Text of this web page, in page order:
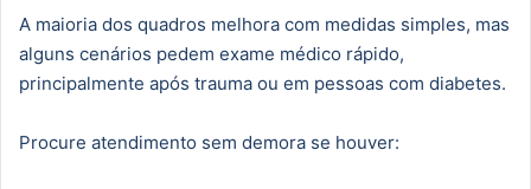
A maioria dos quadros melhora com medidas simples, mas
alguns cenários pedem exame médico rápido,
principalmente após trauma ou em pessoas com diabetes.
Procure atendimento sem demora se houver: